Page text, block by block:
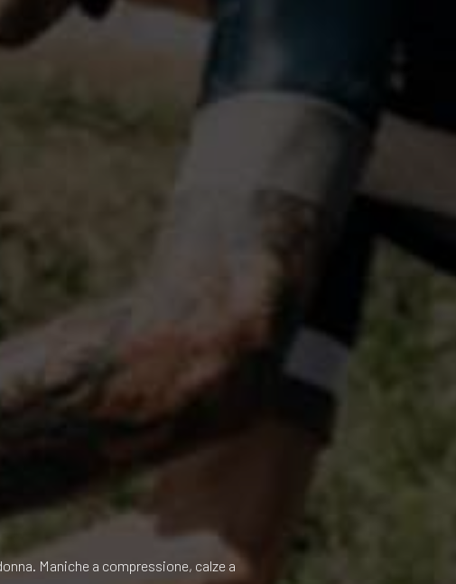
Maniche a compressione, calze a